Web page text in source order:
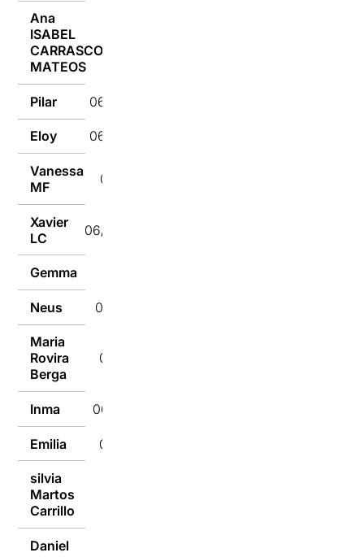
Ana
ISABEL
CARRASCO
MATEOS
Pilar 06/10/2020
Eloy 06/10/2020
Vanessa
MF
06/10/2020
Xavier
LC
06/10/2020
Gemma
Neus 06/10/2020
Maria
Rovira
Berga
06/10/2020
Inma 06/10/2020
Emilia 06/10/2020
silvia
Martos
Carrillo
Daniel